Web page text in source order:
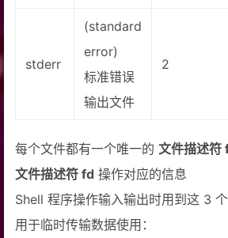
stderr
(standard
error)
标准错误
输出文件
2
每个文件都有一个唯一的 文件描述符
文件描述符 fd 操作对应的信息
Shell 程序操作输入输出时用到这 3
用于临时传输数据使用：